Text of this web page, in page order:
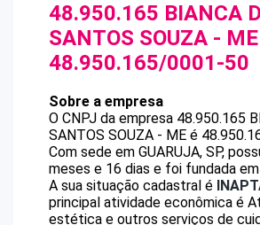
48.950.165 BIANCA
SANTOS SOUZA - ME
48.950.165/0001-50
Sobre a empresa
O CNPJ da empresa 48.950.165
SANTOS SOUZA - ME é
Com sede em GUARUJA, SP,
meses e 16 dias e foi fundada
A sua situação cadastral é
principal atividade econômica é
estética e outros serviços de